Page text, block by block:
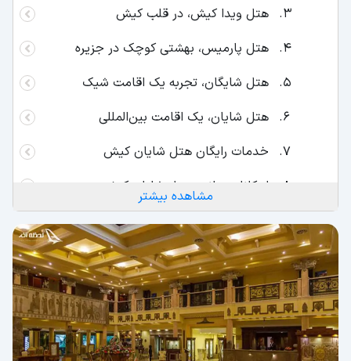
هتل ویدا کیش، در قلب کیش
هتل پارمیس، بهشتی کوچک در جزیره
هتل شایگان، تجربه یک اقامت شیک
هتل شایان، یک اقامت بین‌المللی
خدمات رایگان هتل شایان کیش
امکانات جانبی هتل شایان کیش
هتل ایران کیش، به شکوه اسم ایران
امکانات جانبی هتل ایران کیش
هتل امیرکبیر، تجربه یک اقامت فراموش
نشدنی
هتل پانوراما، نگین درخشانی در جزیره
مشاهده بیشتر